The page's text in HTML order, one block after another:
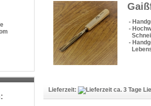
-
-
-
Lieferzeit: